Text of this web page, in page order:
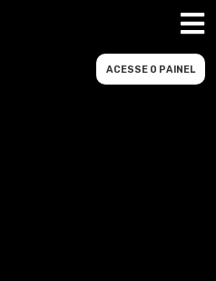
ACESSE O PAINEL